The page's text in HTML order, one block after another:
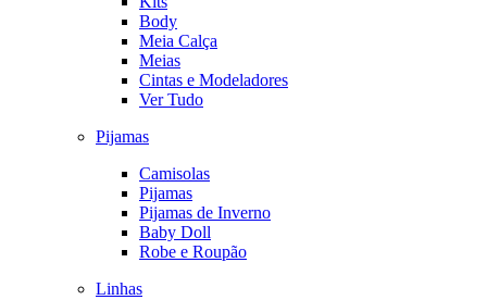
Body
Meia Calça
Meias
Cintas e Modeladores
Ver Tudo
Pijamas
Camisolas
Pijamas
Pijamas de Inverno
Baby Doll
Robe e Roupão
Linhas